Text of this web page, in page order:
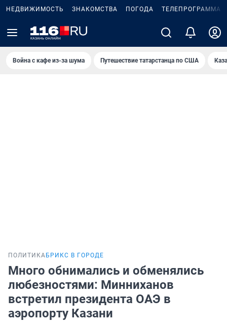
НЕДВИЖИМОСТЬ ЗНАКОМСТВА ПОГОДА ТЕЛЕПРОГРАММА
Война с кафе из-за шума Путешествие татарстанца по США
ПОЛИТИКА БРИКС В ГОРОДЕ
Много обнимались и обменялись
любезностями: Минниханов
встретил президента ОАЭ в
аэропорту Казани